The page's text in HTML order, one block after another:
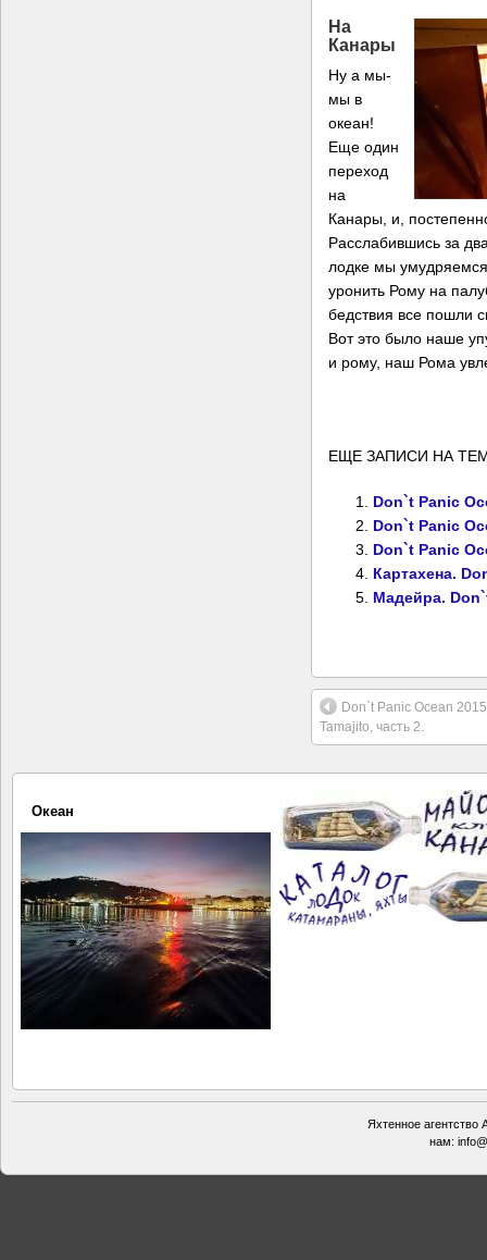
На
Канары
Ну а мы-
мы в
океан!
Еще один
переход
на
Канары, и,
Расслабившись за
лодке мы умудряемся
уронить Рому на
бедствия все пошли
Вот это было наше
и рому, наш Рома
ЕЩЕ ЗАПИСИ НА
Don`t Panic
Don`t Panic
Don`t Panic
Картахена.
Мадейра.
Don`t Panic Ocean
Tamajito, часть 2.
Океан
Сеута!!!
Яхтенное
нам: